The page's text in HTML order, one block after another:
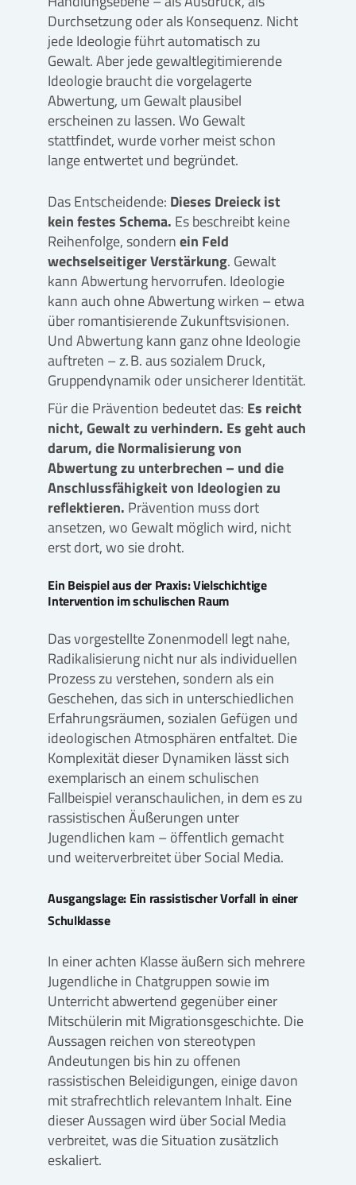
Durchsetzung oder als Konsequenz. Nicht
jede Ideologie führt automatisch zu
Gewalt. Aber jede gewaltlegitimierende
Ideologie braucht die vorgelagerte
Abwertung, um Gewalt plausibel
erscheinen zu lassen. Wo Gewalt
stattfindet, wurde vorher meist schon
lange entwertet und begründet.
Das Entscheidende: Dieses Dreieck ist
kein festes Schema. Es beschreibt keine
Reihenfolge, sondernein Feld
wechselseitiger Verstärkung. Gewalt
kann Abwertung hervorrufen. Ideologie
kann auch ohne Abwertung wirken – etwa
über romantisierende Zukunftsvisionen.
Und Abwertung kann ganz ohne Ideologie
auftreten – z. B. aus sozialem Druck,
Gruppendynamik oder unsicherer Identität.
Für die Prävention bedeutet das: Es reicht
nicht, Gewalt zu verhindern. Es geht auch
darum, die Normalisierung von
Abwertung zu unterbrechen – und die
Anschlussfähigkeit von Ideologien zu
reflektieren. Prävention muss dort
ansetzen, wo Gewalt möglich wird, nicht
erst dort, wo sie droht.
Ein Beispiel aus der Praxis: Vielschichtige
Intervention im schulischen Raum
Das vorgestellte Zonenmodell legt nahe,
Radikalisierung nicht nur als individuellen
Prozess zu verstehen, sondern als ein
Geschehen, das sich in unterschiedlichen
Erfahrungsräumen, sozialen Gefügen und
ideologischen Atmosphären entfaltet. Die
Komplexität dieser Dynamiken lässt sich
exemplarisch an einem schulischen
Fallbeispiel veranschaulichen, in dem es zu
rassistischen Äußerungen unter
Jugendlichen kam – öffentlich gemacht
und weiterverbreitet über Social Media.
Ausgangslage: Ein rassistischer Vorfall in einer
Schulklasse
In einer achten Klasse äußern sich mehrere
Jugendliche in Chatgruppen sowie im
Unterricht abwertend gegenüber einer
Mitschülerin mit Migrationsgeschichte. Die
Aussagen reichen von stereotypen
Andeutungen bis hin zu offenen
rassistischen Beleidigungen, einige davon
mit strafrechtlich relevantem Inhalt. Eine
dieser Aussagen wird über Social Media
verbreitet, was die Situation zusätzlich
eskaliert.